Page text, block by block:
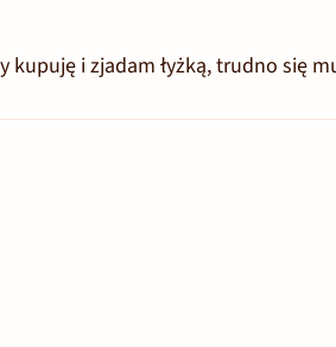
i zjadam łyżką, trudno się